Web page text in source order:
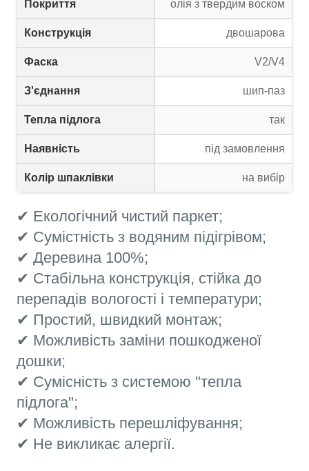
Покриття олія з твердим воском
Конструкція двошарова
Фаска V2/V4
З'єднання шип-паз
Тепла підлога так
Наявність під замовлення
Колір шпаклівки на вибір
✔ Екологічний чистий паркет;
✔ Сумістність з водяним підігрівом;
✔ Деревина 100%;
✔ Стабільна конструкція, стійка до
перепадів вологості і температури;
✔ Простий, швидкий монтаж;
✔ Можливість заміни пошкодженої
дошки;
✔ Сумісність з системою "тепла
підлога";
✔ Можливість перешліфування;
✔ Не викликає алергії.